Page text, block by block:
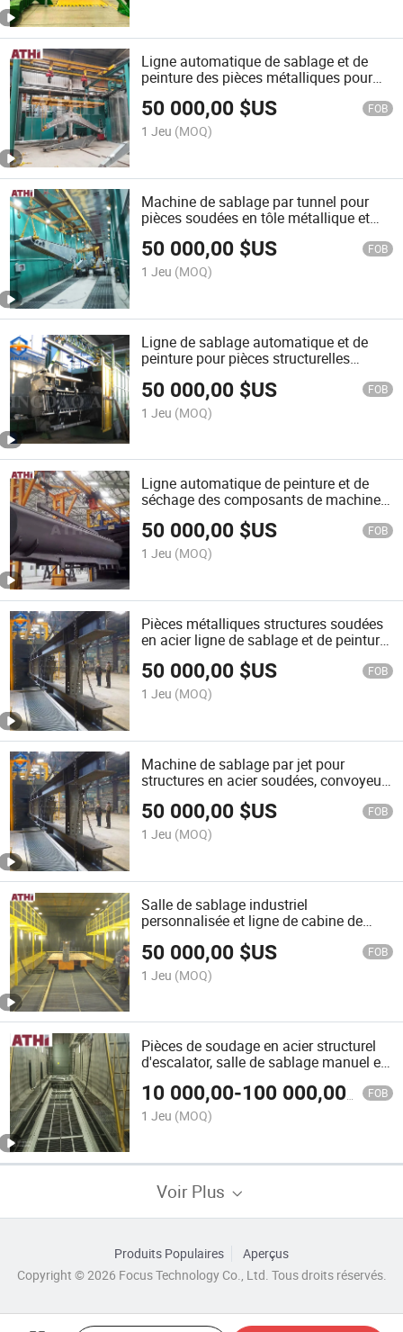
Ligne automatique de sablage et de
peinture des pièces métalliques pour
travaux structurels en acier
50 000,00 $US FOB
1 Jeu (MOQ)
Machine de sablage par tunnel pour
pièces soudées en tôle métallique et
ligne de peinture
50 000,00 $US FOB
1 Jeu (MOQ)
Ligne de sablage automatique et de
peinture pour pièces structurelles
50 000,00 $US FOB
1 Jeu (MOQ)
Ligne automatique de peinture et de
séchage des composants de machines
Antai Athi de Qingdao
50 000,00 $US FOB
1 Jeu (MOQ)
Pièces métalliques structures soudées
en acier ligne de sablage et de peinture
de convoyeur aérien Tunnelblast
50 000,00 $US FOB
1 Jeu (MOQ)
Machine de sablage par jet pour
structures en acier soudées, convoyeur
aérien et ligne de cabine de peinture
50 000,00 $US FOB
1 Jeu (MOQ)
Salle de sablage industriel
personnalisée et ligne de cabine de
50 000,00 $US FOB
1 Jeu (MOQ)
Pièces de soudage en acier structurel
d'escalator, salle de sablage manuel et
10 000,00-100 000,00$US
FOB
1 Jeu (MOQ)
Voir Plus
Produits Populaires
Aperçus
Copyright © 2026 Focus Technology Co., Ltd. Tous droits réservés.